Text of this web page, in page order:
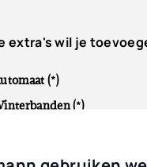
extra's wil je
(*)
(*)